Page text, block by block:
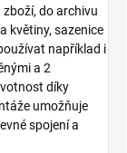
do archivu
květiny, sazenice
například i
a 2
díky
umožňuje
spojení a